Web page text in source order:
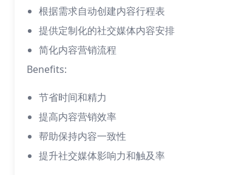
根据需求自动创建内容行程表
提供定制化的社交媒体内容安排
简化内容营销流程
Benefits:
节省时间和精力
提高内容营销效率
帮助保持内容一致性
提升社交媒体影响力和触及率